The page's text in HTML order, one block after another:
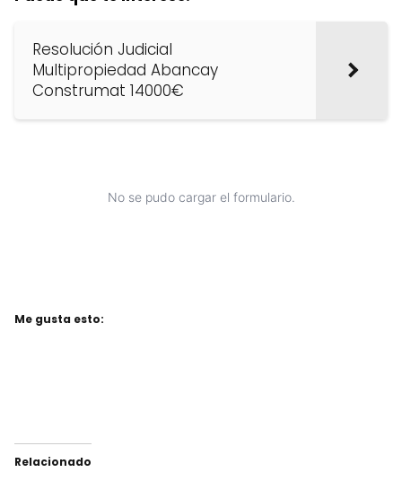
Resolución Judicial
Multipropiedad Abancay
Construmat 14000€
No se pudo cargar el formulario.
Me gusta esto:
Relacionado